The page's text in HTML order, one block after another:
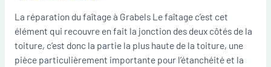
La réparation du faîtage à Grabels Le faîtage c’est cet
élément qui recouvre en fait la jonction des deux côtés de la
toiture, c’est donc la partie la plus haute de la toiture, une
pièce particulièrement importante pour l’étanchéité et la